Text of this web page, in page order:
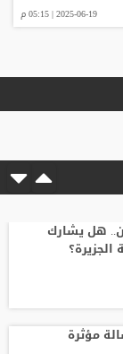
2025-06-19 | 05:15 م
هل يشارك
مؤثرة